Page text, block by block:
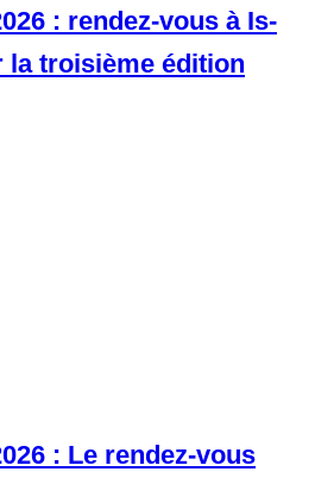
: rendez-vous à Is-
la troisième édition
: Le rendez-vous